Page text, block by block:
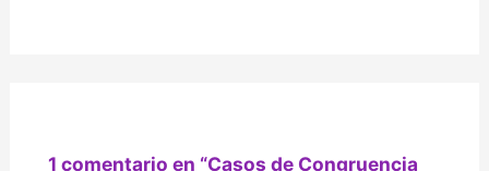
1 comentario en “Casos de Congruencia